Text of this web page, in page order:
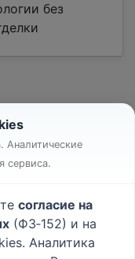
без
сервиса.
согласие на
(ФЗ‑152) и на
Аналитика